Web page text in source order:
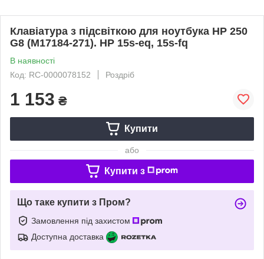
Клавіатура з підсвіткою для ноутбука HP 250
G8 (M17184-271). HP 15s-eq, 15s-fq
В наявності
Код: RC-0000078152
Роздріб
1 153 ₴
Купити
або
Купити з
Що таке купити з Пром?
Замовлення під захистом
Доступна доставка